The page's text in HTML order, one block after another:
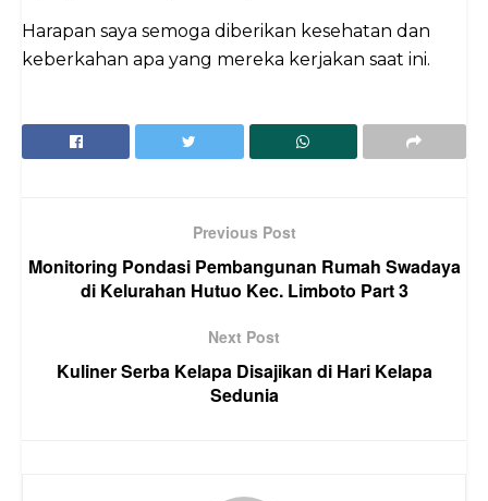
Harapan saya semoga diberikan kesehatan dan
keberkahan apa yang mereka kerjakan saat ini.
Previous Post
Monitoring Pondasi Pembangunan Rumah Swadaya
di Kelurahan Hutuo Kec. Limboto Part 3
Next Post
Kuliner Serba Kelapa Disajikan di Hari Kelapa
Sedunia